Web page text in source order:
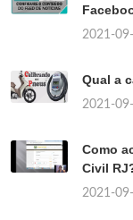
2021-
Qual a
2021-
Como
Civil
2021-